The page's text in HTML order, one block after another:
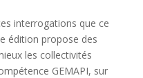
interrogations que ce
édition propose des
les collectivités
GEMAPI, sur